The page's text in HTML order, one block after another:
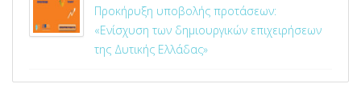
Προκήρυξη υποβολής προτάσεων:
«Ενίσχυση των δημιουργικών επιχειρήσεων
της Δυτικής Ελλάδας»